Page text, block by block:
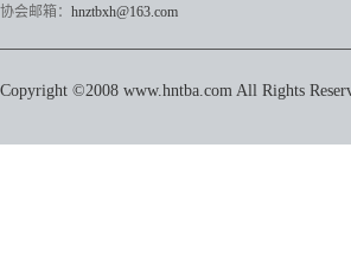
协会邮箱： hnztbxh@163.com
Copyright ©2008 www.hntba.com All Rights